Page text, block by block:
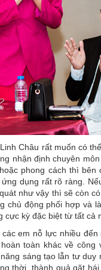
Châu rất muốn có
nhận định chuyên
phong cách thì bên
dụng rất rõ ràng.
như vậy thì sẽ còn
chủ động phối hợp và
kỳ đặc biệt từ tất cả
em nỗ lực nhiều
toàn khác về
sáng tạo lẫn tư duy
thời, thành quả gặt